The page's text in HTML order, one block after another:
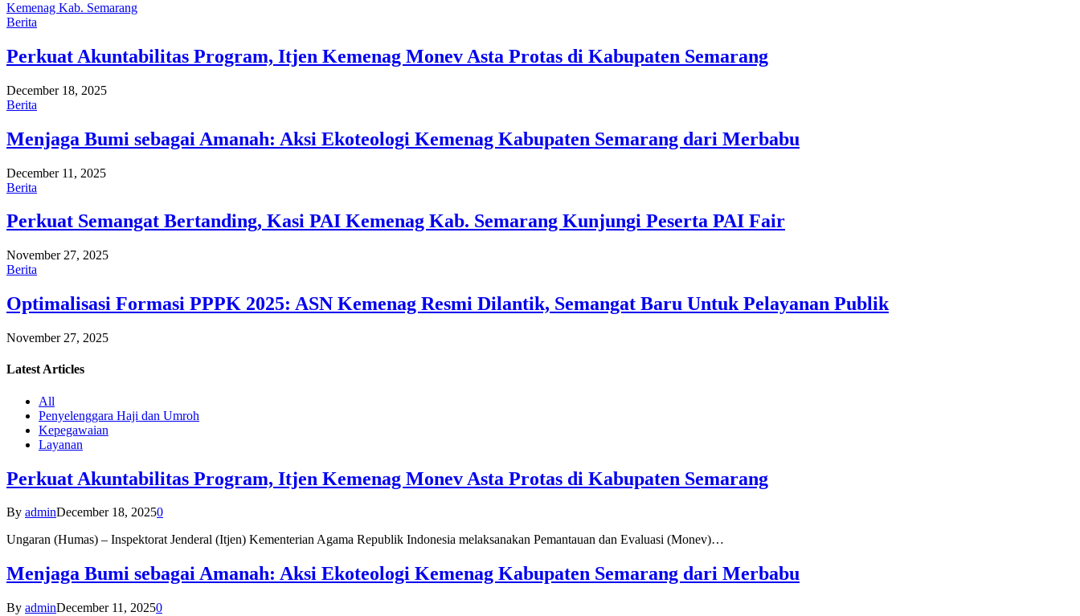
Kemenag Kab. Semarang
Berita
Perkuat Akuntabilitas Program, Itjen Kemenag Monev Asta Protas di Kabupaten Semarang
December 18, 2025
Berita
Menjaga Bumi sebagai Amanah: Aksi Ekoteologi Kemenag Kabupaten Semarang dari Merbabu
December 11, 2025
Berita
Perkuat Semangat Bertanding, Kasi PAI Kemenag Kab. Semarang Kunjungi Peserta PAI Fair
November 27, 2025
Berita
Optimalisasi Formasi PPPK 2025: ASN Kemenag Resmi Dilantik, Semangat Baru Untuk Pelayanan Publik
November 27, 2025
Latest Articles
All
Penyelenggara Haji dan Umroh
Kepegawaian
Layanan
Perkuat Akuntabilitas Program, Itjen Kemenag Monev Asta Protas di Kabupaten Semarang
By adminDecember 18, 20250
Ungaran (Humas) – Inspektorat Jenderal (Itjen) Kementerian Agama Republik Indonesia melaksanakan Pemantauan dan Evaluasi (Monev)…
Menjaga Bumi sebagai Amanah: Aksi Ekoteologi Kemenag Kabupaten Semarang dari Merbabu
By adminDecember 11, 20250